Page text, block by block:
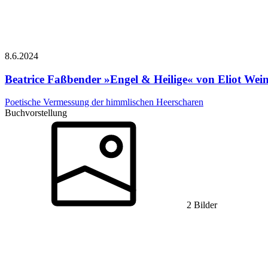
8.6.2024
Beatrice Faßbender »Engel & Heilige« von Eliot
Poetische Vermessung der himmlischen Heerscharen
Buchvorstellung
2 Bilder